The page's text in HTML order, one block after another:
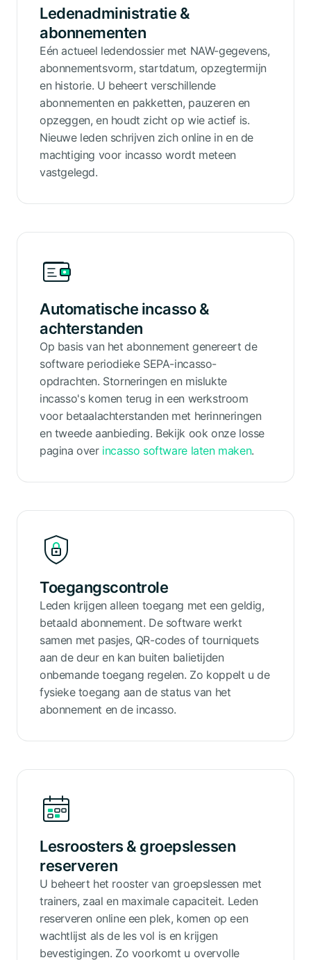
Ledenadministratie &
abonnementen
Eén actueel ledendossier met NAW-gegevens,
abonnementsvorm, startdatum, opzegtermijn
en historie. U beheert verschillende
abonnementen en pakketten, pauzeren en
opzeggen, en houdt zicht op wie actief is.
Nieuwe leden schrijven zich online in en de
machtiging voor incasso wordt meteen
vastgelegd.
Automatische incasso &
achterstanden
Op basis van het abonnement genereert de
software periodieke SEPA-incasso-
opdrachten. Storneringen en mislukte
incasso's komen terug in een werkstroom
voor betaalachterstanden met herinneringen
en tweede aanbieding. Bekijk ook onze losse
pagina over incasso software laten maken.
Toegangscontrole
Leden krijgen alleen toegang met een geldig,
betaald abonnement. De software werkt
samen met pasjes, QR-codes of tourniquets
aan de deur en kan buiten balietijden
onbemande toegang regelen. Zo koppelt u de
fysieke toegang aan de status van het
abonnement en de incasso.
Lesroosters & groepslessen
reserveren
U beheert het rooster van groepslessen met
trainers, zaal en maximale capaciteit. Leden
reserveren online een plek, komen op een
wachtlijst als de les vol is en krijgen
bevestigingen. Zo voorkomt u overvolle